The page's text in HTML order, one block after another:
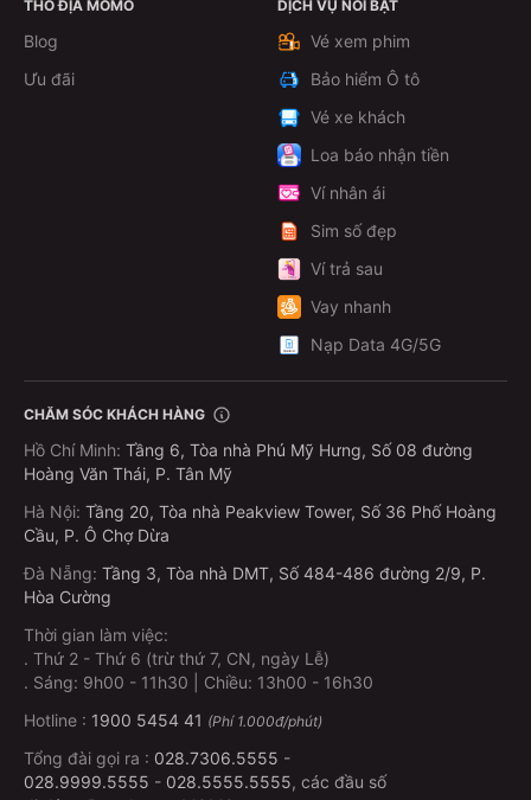
Xem chi tiết
THỔ ĐỊA MOMO
Blog
Ưu đãi
DỊCH VỤ NỔI BẬT
Vé xem phim
Bảo hiểm Ô tô
Vé xe khách
Loa báo nhận tiền
Ví nhân ái
Sim số đẹp
Ví trả sau
Vay nhanh
Nạp Data 4G/5G
CHĂM SÓC KHÁCH HÀNG
Hồ Chí Minh: Tầng 6, Tòa nhà Phú Mỹ Hưng, Số 08 đường
Hoàng Văn Thái, P. Tân Mỹ
Hà Nội: Tầng 20, Tòa nhà Peakview Tower, Số 36 Phố Hoàng
Cầu, P. Ô Chợ Dừa
Đà Nẵng: Tầng 3, Tòa nhà DMT, Số 484-486 đường 2/9, P.
Hòa Cường
Thời gian làm việc:
. Thứ 2 - Thứ 6 (trừ thứ 7, CN, ngày Lễ)
. Sáng: 9h00 - 11h30 | Chiều: 13h00 - 16h30
Hotline : 1900 5454 41 (Phí 1.000đ/phút)
Tổng đài gọi ra : 028.7306.5555 -
028.9999.5555 - 028.5555.5555, các đầu số